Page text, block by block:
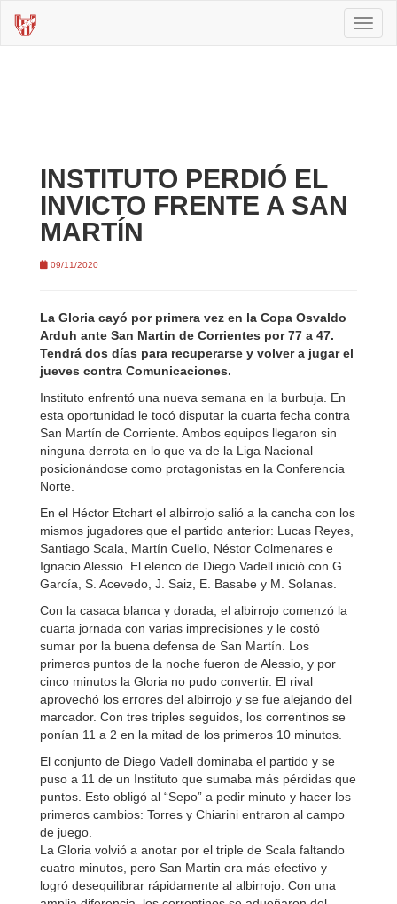
INSTITUTO PERDIÓ EL
INVICTO FRENTE A SAN
MARTÍN
09/11/2020
La Gloria cayó por primera vez en la Copa Osvaldo
Arduh ante San Martin de Corrientes por 77 a 47.
Tendrá dos días para recuperarse y volver a jugar el
jueves contra Comunicaciones.
Instituto enfrentó una nueva semana en la burbuja. En
esta oportunidad le tocó disputar la cuarta fecha contra
San Martín de Corriente. Ambos equipos llegaron sin
ninguna derrota en lo que va de la Liga Nacional
posicionándose como protagonistas en la Conferencia
Norte.
En el Héctor Etchart el albirrojo salió a la cancha con los
mismos jugadores que el partido anterior: Lucas Reyes,
Santiago Scala, Martín Cuello, Néstor Colmenares e
Ignacio Alessio. El elenco de Diego Vadell inició con G.
García, S. Acevedo, J. Saiz, E. Basabe y M. Solanas.
Con la casaca blanca y dorada, el albirrojo comenzó la
cuarta jornada con varias imprecisiones y le costó
sumar por la buena defensa de San Martín. Los
primeros puntos de la noche fueron de Alessio, y por
cinco minutos la Gloria no pudo convertir. El rival
aprovechó los errores del albirrojo y se fue alejando del
marcador. Con tres triples seguidos, los correntinos se
ponían 11 a 2 en la mitad de los primeros 10 minutos.
El conjunto de Diego Vadell dominaba el partido y se
puso a 11 de un Instituto que sumaba más pérdidas que
puntos. Esto obligó al “Sepo” a pedir minuto y hacer los
primeros cambios: Torres y Chiarini entraron al campo
de juego.
La Gloria volvió a anotar por el triple de Scala faltando
cuatro minutos, pero San Martin era más efectivo y
logró desequilibrar rápidamente al albirrojo. Con una